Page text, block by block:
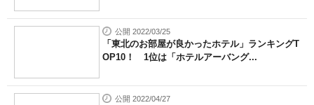
公開 2022/03/25
「東北のお部屋が良かったホテル」ランキングT
OP10！ 1位は「ホテルアーバング...
公開 2022/04/27